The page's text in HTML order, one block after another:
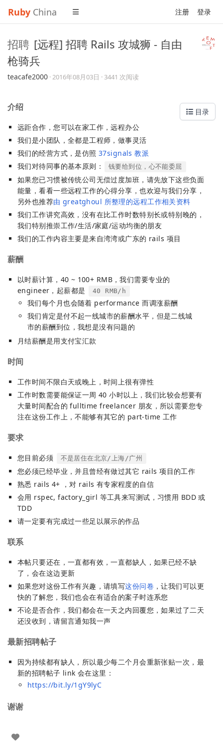
Ruby China 注册 登录
招聘 [远程] 招聘 Rails 攻城狮 - 自由
枪骑兵
teacafe2000 ·2016年08月03日 · 3441 次阅读
目录
介绍
远距合作，您可以在家工作，远程办公
我们是小团队，全都是工程师，做事灵活
我们的经营方式，是仿照37signals 教派
我们对待同事的基本原则：
钱要给到位，心不能委屈
如果您已习惯被传统公司无偿过度加班，请先放下这些负面
能量，看看一些远程工作的心得分享，也欢迎与我们分享，
另外也推荐由 greatghoul 所整理的远程工作相关资料
我们工作讲究高效，没有在比工作时数特别长或特别晚的，
我们特别推崇工作/生活/家庭/运动均衡的朋友
我们的工作内容主要是来自湾湾或广东的 rails 项目
薪酬
以时薪计算，40 ~ 100+ RMB，我们需要专业的
engineer，起薪都是
40 RMB/h
我们每个月也会随着 performance 而调涨薪酬
我们肯定是付不起一线城市的薪酬水平，但是二线城
市的薪酬到位，我想是没有问题的
月结薪酬是用支付宝汇款
时间
工作时间不限白天或晚上，时间上很有弹性
工作时数需要能保证一周 40 小时以上，我们比较会想要有
大量时间配合的 fulltime freelancer 朋友，所以需要您专
注在这份工作上，不能够有其它的 part-time 工作
要求
您目前必须 不是居住在北京/上海/广州
您必须已经毕业，并且曾经有做过其它 rails 项目的工作
熟悉 rails 4+ ，对 rails 有专家程度的自信
会用 rspec, factory_girl 等工具来写测试，习惯用 BDD 或
TDD
请一定要有完成过一些足以展示的作品
联系
本帖只要还在，一直都有效，一直都缺人，如果已经不缺
了，会在这边更新
如果您对这份工作有兴趣，请填写这份问卷 ，让我们可以更
快的了解您，我们也会在有适合的案子时连系您
不论是否合作，我们都会在一天之内回覆您，如果过了二天
还没收到，请留言通知我一声
最新招聘帖子
因为持续都有缺人，所以最少每二个月会重新张贴一次，最
新的招聘帖子 link 会在这里：
https://bit.ly/1gY9lyC
谢谢